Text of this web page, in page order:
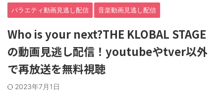
バラエティ動画見逃し配信 音楽動画見逃し配信
Who is your next?THE KLOBAL STAGE
の動画見逃し配信！youtubeやtver以外
で再放送を無料視聴
2023年7月1日